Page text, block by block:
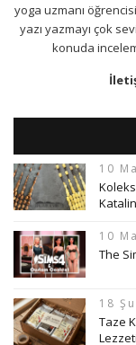
yoga uzmanı
yazı yazmayı çok
konuda
10
10
The
18
Taze